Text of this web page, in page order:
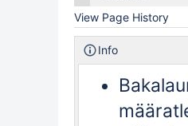
View Page History
Info